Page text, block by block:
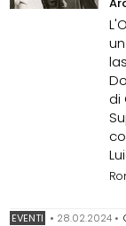
di
EVENTI • 28.02.2024 •